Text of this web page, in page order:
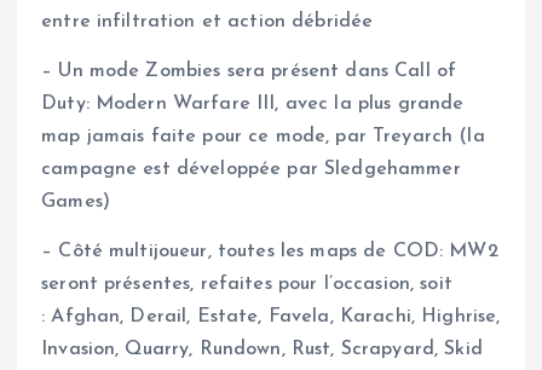
entre infiltration et action débridée
– Un mode Zombies sera présent dans Call of
Duty: Modern Warfare III, avec la plus grande
map jamais faite pour ce mode, par Treyarch (la
campagne est développée par Sledgehammer
Games)
– Côté multijoueur, toutes les maps de COD: MW2
seront présentes, refaites pour l’occasion, soit
: Afghan, Derail, Estate, Favela, Karachi, Highrise,
Invasion, Quarry, Rundown, Rust, Scrapyard, Skid